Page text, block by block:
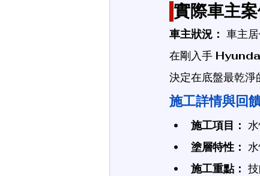
實際車主案
車主狀況： 車主
在剛入手
決定在底盤最乾淨
施工詳情與回
施工項目：
塗層特性：
施工重點：